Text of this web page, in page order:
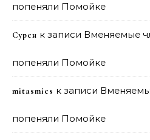
попеняли Помойке
Сурен к записи Вменяемые
попеняли Помойке
mitasmies к записи
попеняли Помойке